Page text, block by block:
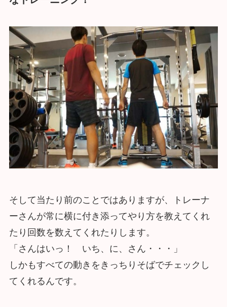
そして当たり前のことではありますが、トレーナ
ーさんが常に横に付き添ってやり方を教えてくれ
たり回数を数えてくれたりします。
「さんはいっ！ いち、に、さん・・・」
しかもすべての動きをきっちりそばでチェックし
てくれるんです。